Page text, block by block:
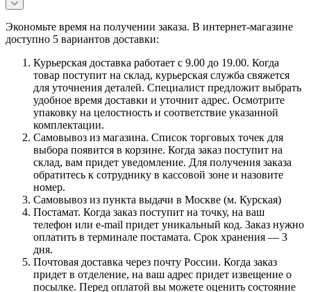
Экономьте время на получении заказа. В интернет-магазине
доступно 5 вариантов доставки:
Курьерская доставка работает с 9.00 до 19.00. Когда
товар поступит на склад, курьерская служба свяжется
для уточнения деталей. Специалист предложит выбрать
удобное время доставки и уточнит адрес. Осмотрите
упаковку на целостность и соответствие указанной
комплектации.
Самовывоз из магазина. Список торговых точек для
выбора появится в корзине. Когда заказ поступит на
склад, вам придет уведомление. Для получения заказа
обратитесь к сотруднику в кассовой зоне и назовите
номер.
Самовывоз из пункта выдачи в Москве (м. Курская)
Постамат. Когда заказ поступит на точку, на ваш
телефон или e-mail придет уникальный код. Заказ нужно
оплатить в терминале постамата. Срок хранения — 3
дня.
Почтовая доставка через почту России. Когда заказ
придет в отделение, на ваш адрес придет извещение о
посылке. Перед оплатой вы можете оценить состояние